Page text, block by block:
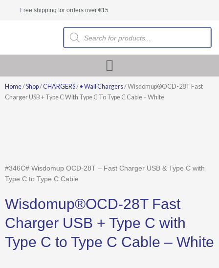
Free shipping for orders over €15
Products
search
Home/Shop/CHARGERS/ • Wall Chargers/ Wisdomup®OCD-28T Fast
Charger USB + Type C With Type C To Type C Cable – White
#346C# Wisdomup OCD-28T – Fast Charger USB & Type C with
Type C to Type C Cable
Wisdomup®OCD-28T Fast
Charger USB + Type C with
Type C to Type C Cable – White